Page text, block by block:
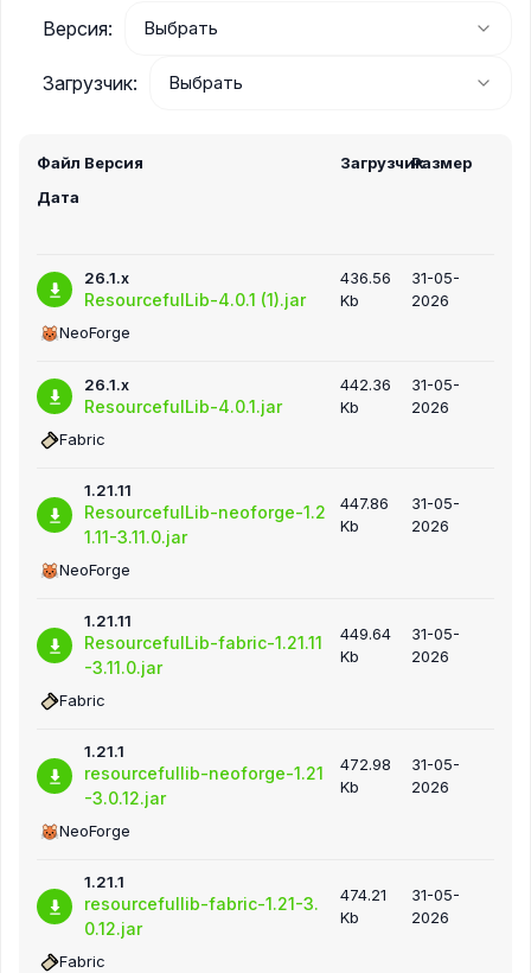
Версия:
Загрузчик:
Файл Версия ЗагрузчикРазмер
Дата
26.1.x
ResourcefulLib-4.0.1 (1).jar
NeoForge
436.56
Kb
31-05-
2026
26.1.x
ResourcefulLib-4.0.1.jar
Fabric
442.36
Kb
31-05-
2026
1.21.11
ResourcefulLib-neoforge-1.2
1.11-3.11.0.jar
NeoForge
447.86
Kb
31-05-
2026
1.21.11
ResourcefulLib-fabric-1.21.11
-3.11.0.jar
Fabric
449.64
Kb
31-05-
2026
1.21.1
resourcefullib-neoforge-1.21
-3.0.12.jar
NeoForge
472.98
Kb
31-05-
2026
1.21.1
resourcefullib-fabric-1.21-3.
0.12.jar
Fabric
474.21
Kb
31-05-
2026